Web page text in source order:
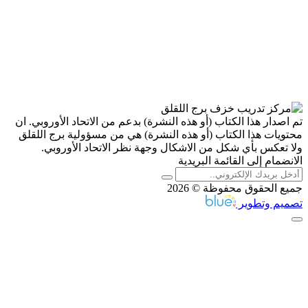
هذا الكتاب (أو هذه النشرة) بدعم من الاتحاد الأوروبي. ان
هذا الكتاب (أو هذه النشرة) هي من مسؤولية برج اللقلق
بأي شكل من الاشكال وجهة نظر الاتحاد الأوروبي.
إلى القائمة البريدية
محفوظة © 2026
وتطوير